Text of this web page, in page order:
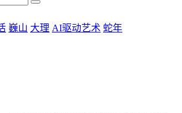
巍山 大理 AI驱动艺术 蛇年